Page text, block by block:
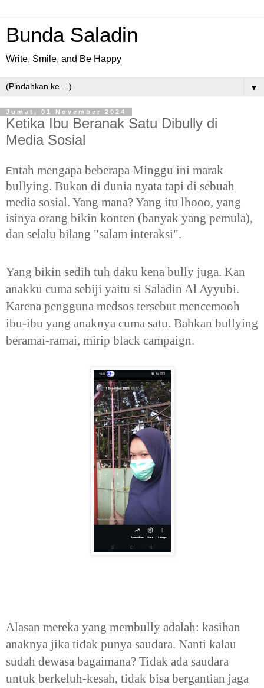
Bunda Saladin
Write, Smile, and Be Happy
▼
Jumat, 01 November 2024
Ketika Ibu Beranak Satu Dibully di
Media Sosial
Entah mengapa beberapa Minggu ini marak
bullying. Bukan di dunia nyata tapi di sebuah
media sosial. Yang mana? Yang itu lhooo, yang
isinya orang bikin konten (banyak yang pemula),
dan selalu bilang "salam interaksi".
Yang bikin sedih tuh daku kena bully juga. Kan
anakku cuma sebiji yaitu si Saladin Al Ayyubi.
Karena pengguna medsos tersebut mencemooh
ibu-ibu yang anaknya cuma satu. Bahkan bullying
beramai-ramai, mirip black campaign.
Alasan mereka yang membully adalah: kasihan
anaknya jika tidak punya saudara. Nanti kalau
sudah dewasa bagaimana? Tidak ada saudara
untuk berkeluh-kesah, tidak bisa bergantian jaga